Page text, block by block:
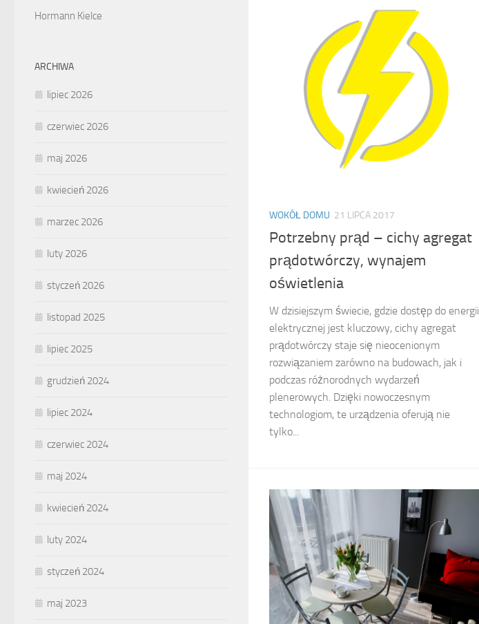
WOKÓŁ DOMU 21 LIPCA 2017
Potrzebny prąd – cichy agregat
prądotwórczy, wynajem
oświetlenia
W dzisiejszym świecie, gdzie dostęp do energii
elektrycznej jest kluczowy, cichy agregat
prądotwórczy staje się nieocenionym
rozwiązaniem zarówno na budowach, jak i
podczas różnorodnych wydarzeń
plenerowych. Dzięki nowoczesnym
technologiom, te urządzenia oferują nie
tylko...
Hormann Kielce
ARCHIWA
lipiec 2026
czerwiec 2026
maj 2026
kwiecień 2026
marzec 2026
luty 2026
styczeń 2026
listopad 2025
lipiec 2025
grudzień 2024
lipiec 2024
czerwiec 2024
maj 2024
kwiecień 2024
luty 2024
styczeń 2024
maj 2023